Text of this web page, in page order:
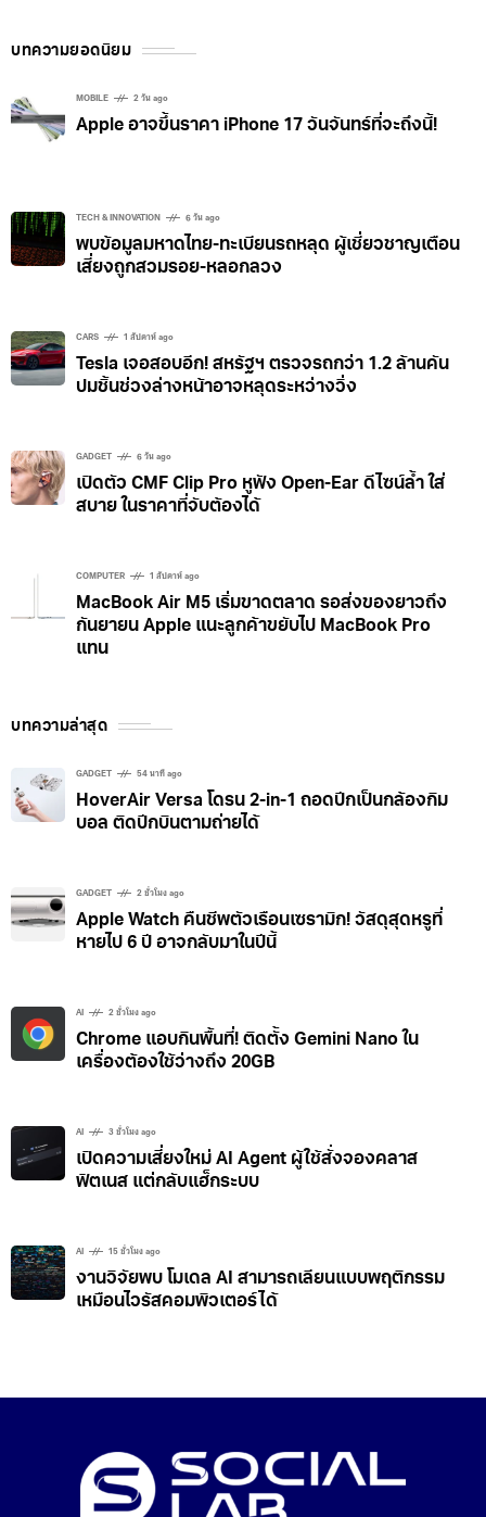
ประเทศ ตามรายงานมีผู้บริหารจากค่ายรถยนต์ EV ราย
ถึง BYD, Xiaomi, Geely และ Chery การร่วมมือกันของ
ทางการในครั้งนี้ถือเป็นเหตุการณ์ที่เกิดขึ้นได้ยาก ชี้ให้เห็น
รถยนต์ในราคาที่ต่ำกว่าต้นทุนหรือเสนอส่วนลดที่ไม่สม
เหตุผล พร้อมยังกล่าวถึงปัญหาอื่น ๆ อย่าง ‘รถศูนย์ไมล์’
รถใหม่ที่ถูกจอดไว้โดยไม่ถูกใช้งานแต่นับเป็นยอดขาย และ
บทความยอดนิยม
MOBILE 2 วัน ago
Apple อาจขึ้นราคา iPhone 17 วันจันทร์ที่จะถึงนี้!
TECH & INNOVATION 6 วัน ago
พบข้อมูลมหาดไทย-ทะเบียนรถหลุด ผู้เชี่ยวชาญเตือน
เสี่ยงถูกสวมรอย-หลอกลวง
CARS 1 สัปดาห์ ago
Tesla เจอสอบอีก! สหรัฐฯ ตรวจรถกว่า 1.2 ล้านคัน
ปมชิ้นช่วงล่างหน้าอาจหลุดระหว่างวิ่ง
GADGET 6 วัน ago
เปิดตัว CMF Clip Pro หูฟัง Open-Ear ดีไซน์ล้ำ ใส่
สบาย ในราคาที่จับต้องได้
COMPUTER 1 สัปดาห์ ago
MacBook Air M5 เริ่มขาดตลาด รอส่งของยาวถึง
กันยายน Apple แนะลูกค้าขยับไป MacBook Pro
แทน
บทความล่าสุด
GADGET 54 นาที ago
HoverAir Versa โดรน 2-in-1 ถอดปีกเป็นกล้องกิม
บอล ติดปีกบินตามถ่ายได้
GADGET 2 ชั่วโมง ago
Apple Watch คืนชีพตัวเรือนเซรามิก! วัสดุสุดหรูที่
หายไป 6 ปี อาจกลับมาในปีนี้
AI 2 ชั่วโมง ago
Chrome แอบกินพื้นที่! ติดตั้ง Gemini Nano ใน
เครื่องต้องใช้ว่างถึง 20GB
AI 3 ชั่วโมง ago
เปิดความเสี่ยงใหม่ AI Agent ผู้ใช้สั่งจองคลาส
ฟิตเนส แต่กลับแฮ็กระบบ
AI 15 ชั่วโมง ago
งานวิจัยพบ โมเดล AI สามารถเลียนแบบพฤติกรรม
เหมือนไวรัสคอมพิวเตอร์ได้